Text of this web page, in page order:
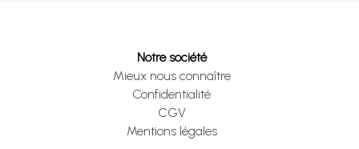
Notre société
Mieux nous connaître
Confidentialité
CGV
Mentions légales